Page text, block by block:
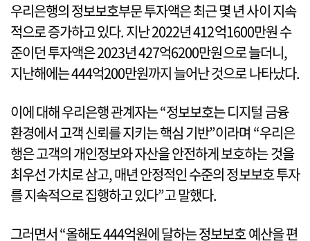
우리은행의 정보보호부문 투자액은 최근 몇 년 사이 지속
적으로 증가하고 있다. 지난 2022년 412억1600만원 수
준이던 투자액은 2023년 427억6200만원으로 늘더니,
지난해에는 444억200만원까지 늘어난 것으로 나타났다.
이에 대해 우리은행 관계자는 “정보보호는 디지털 금융
환경에서 고객 신뢰를 지키는 핵심 기반”이라며 “우리은
행은 고객의 개인정보와 자산을 안전하게 보호하는 것을
최우선 가치로 삼고, 매년 안정적인 수준의 정보보호 투자
를 지속적으로 집행하고 있다”고 말했다.
그러면서 “올해도 444억원에 달하는 정보보호 예산을 편